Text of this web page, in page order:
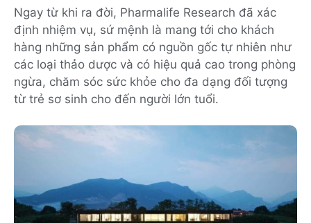
Ngay từ khi ra đời, Pharmalife Research đã xác
định nhiệm vụ, sứ mệnh là mang tới cho khách
hàng những sản phẩm có nguồn gốc tự nhiên như
các loại thảo dược và có hiệu quả cao trong phòng
ngừa, chăm sóc sức khỏe cho đa dạng đối tượng
từ trẻ sơ sinh cho đến người lớn tuổi.